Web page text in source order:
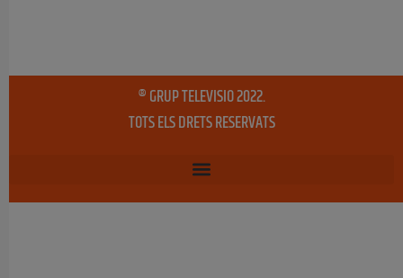
® GRUP TELEVISIO 2022.
TOTS ELS DRETS RESERVATS